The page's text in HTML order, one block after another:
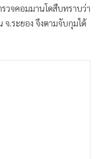
วจคอมมานโดสืบทราบว่า
.ระยอง จึงตามจับกุมได้